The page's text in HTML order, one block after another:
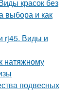
красок без
выбора и как
rj45. Виды и
натяжному
подвесных